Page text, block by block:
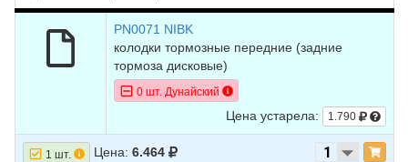
PN0071 NIBK
колодки тормозные передние (задние
тормоза дисковые)
0 шт. Дунайский
Цена устарела: 1.790
1 шт. Цена: 6.464